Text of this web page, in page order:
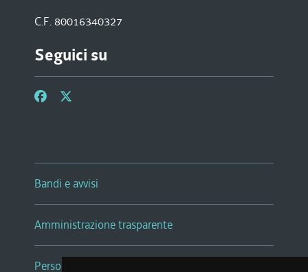
C.F. 80016340327
Seguici su
Bandi e avvisi
Amministrazione trasparente
Persone e Uffici